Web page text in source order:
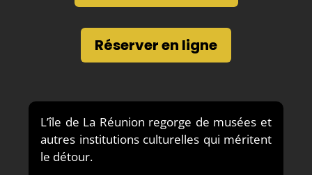
Réserver en ligne
L’île de La Réunion regorge de musées et
autres institutions culturelles qui méritent
le détour.